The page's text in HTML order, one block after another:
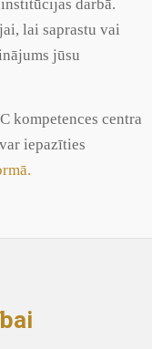
darbā.
lai saprastu vai
jūsu
kompetences centra
iepazīties